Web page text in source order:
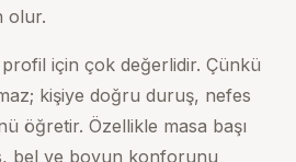
olur.
için çok değerlidir. Çünkü
kişiye doğru duruş, nefes
öğretir. Özellikle masa başı
, bel ve boyun konforunu